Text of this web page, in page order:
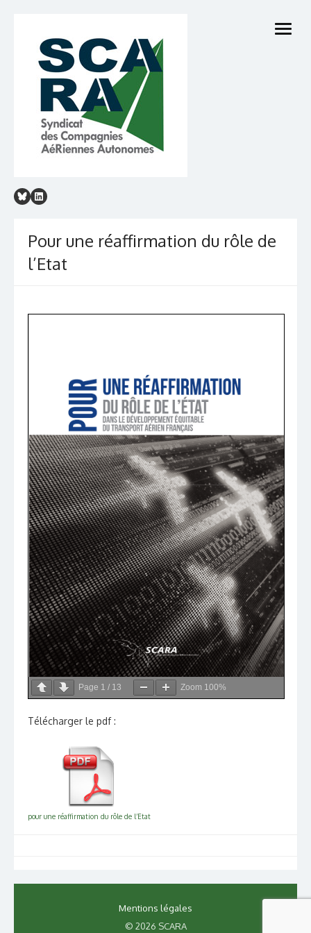
content
open
Pour une réaffirmation du rôle de
l’Etat
Page 1 / 13 Zoom 100%
Télécharger le pdf :
pour une réaffirmation du rôle de l’Etat
Mentions légales
© 2026 SCARA